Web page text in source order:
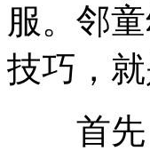
服。邻
技巧，
首先，